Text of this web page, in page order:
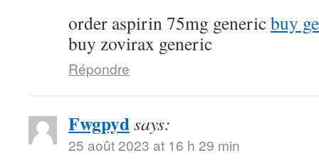
order aspirin 75mg genericbuy
buy zovirax generic
Répondre
Fwgpydsays:
25 août 2023 at 16 h 29 min